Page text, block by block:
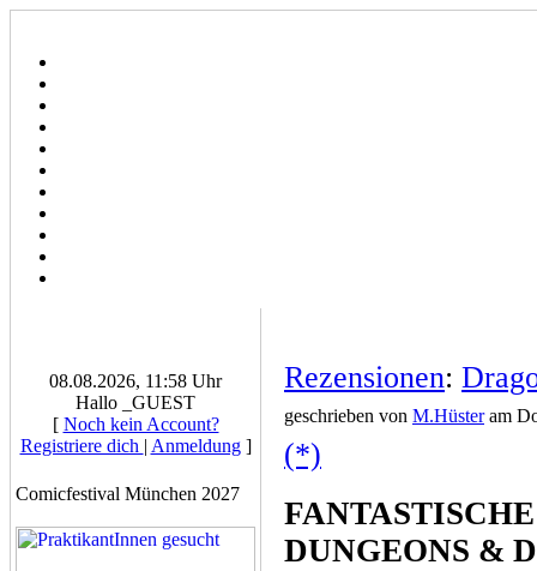
08.08.2026, 11:58 Uhr
Hallo _GUEST
[ Noch kein Account?
Registriere dich | Anmeldung]
Comicfestival München 2027
Rezensionen:
geschrieben von M.Hüsteram
(*)
DUNGEONS &